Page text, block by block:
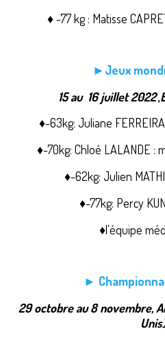
♦ -77 kg : Matisse
►Jeux
15 au 16 juillet 2022,
♦-63kg: Juliane
♦-70kg: Chloé LALANDE :
♦-62kg: Julien
♦-77kg: Percy
♦l'équipe
►
29 octobre au 8 novembre,